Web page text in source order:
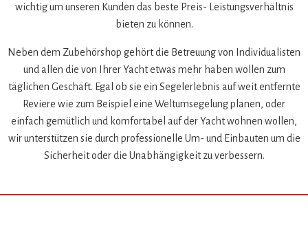
wichtig um unseren Kunden das beste Preis- Leistungsverhältnis
bieten zu können.
Neben dem Zubehörshop gehört die Betreuung von Individualisten
und allen die von Ihrer Yacht etwas mehr haben wollen zum
täglichen Geschäft. Egal ob sie ein Segelerlebnis auf weit entfernte
Reviere wie zum Beispiel eine Weltumsegelung planen, oder
einfach gemütlich und komfortabel auf der Yacht wohnen wollen,
wir unterstützen sie durch professionelle Um- und Einbauten um die
Sicherheit oder die Unabhängigkeit zu verbessern.